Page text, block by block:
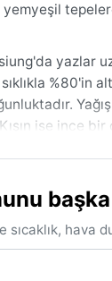
yazlar
%80'in
ise ince bir
azaldığı ve
bazen
de yağmur
hava